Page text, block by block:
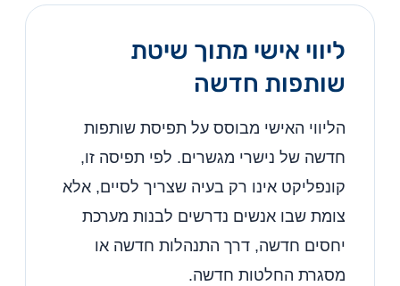
ליווי אישי מתוך שיטת
שותפות חדשה
הליווי האישי מבוסס על תפיסת שותפות
חדשה של נישרי מגשרים. לפי תפיסה זו,
קונפליקט אינו רק בעיה שצריך לסיים, אלא
צומת שבו אנשים נדרשים לבנות מערכת
יחסים חדשה, דרך התנהלות חדשה או
מסגרת החלטות חדשה.